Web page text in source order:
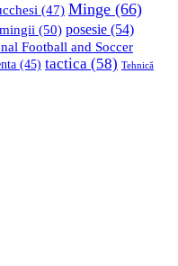
(47) Minge (66)
(50) posesie (54)
Football and Soccer
(45) tactica (58) Tehnică